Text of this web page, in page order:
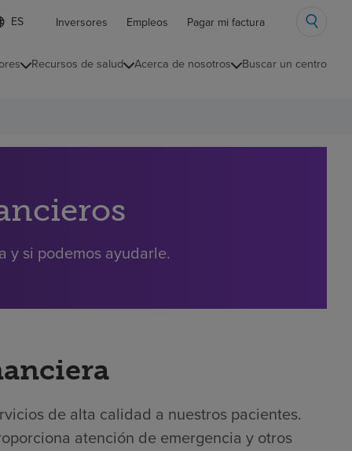
Inversores Empleos Pagar mi factura
Recursos de salud Acerca de nosotros Buscar un centro
y si podemos ayudarle.
de alta calidad a nuestros pacientes.
atención de emergencia y otros